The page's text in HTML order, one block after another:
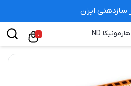
سازدهنی ایران
هارمونیکا ND 0